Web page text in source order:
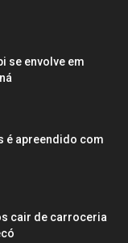
se envolve em
é apreendido com
cair de carroceria